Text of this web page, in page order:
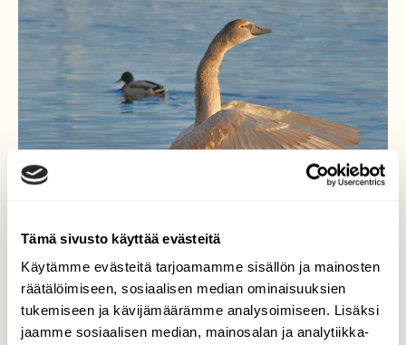
Tämä sivusto käyttää evästeitä
Käytämme evästeitä tarjoamamme sisällön ja mainosten
räätälöimiseen, sosiaalisen median ominaisuuksien
tukemiseen ja kävijämäärämme analysoimiseen. Lisäksi
jaamme sosiaalisen median, mainosalan ja analytiikka-